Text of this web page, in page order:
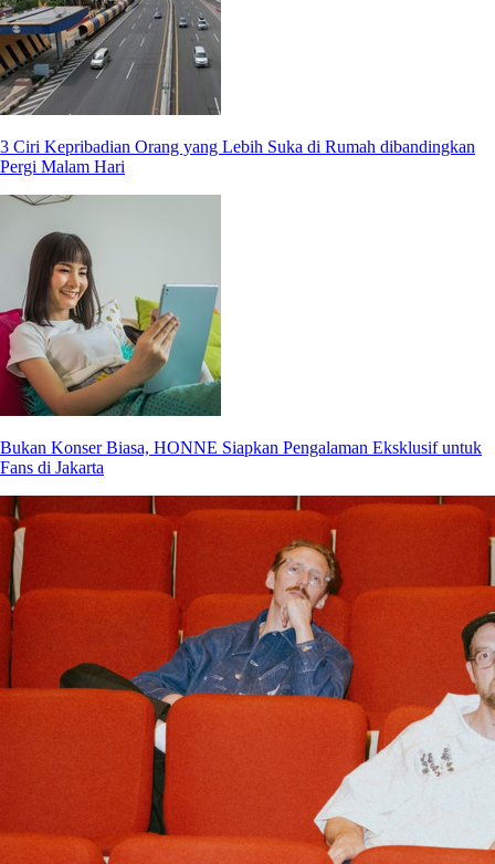
3 Ciri Kepribadian Orang yang Lebih Suka di Rumah dibandingkan
Pergi Malam Hari
Bukan Konser Biasa, HONNE Siapkan Pengalaman Eksklusif untuk
Fans di Jakarta